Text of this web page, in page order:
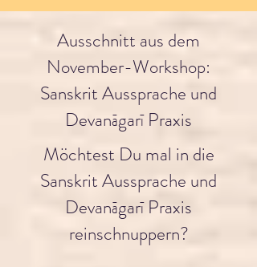
Ausschnitt aus dem
November-Workshop:
Sanskrit Aussprache und
Devanāgarī Praxis​
Möchtest Du mal in die
Sanskrit Aussprache und
Devanāgarī Praxis
reinschnuppern​?